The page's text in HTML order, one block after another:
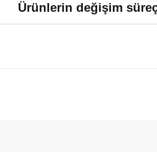
Ürünlerin değişim